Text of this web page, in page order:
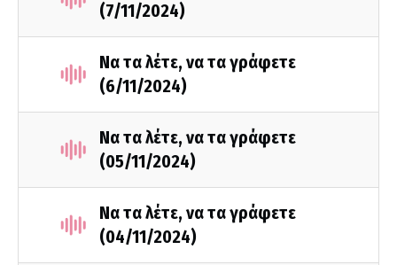
(7/11/2024)
Να τα λέτε, να τα γράφετε
(6/11/2024)
Να τα λέτε, να τα γράφετε
(05/11/2024)
Να τα λέτε, να τα γράφετε
(04/11/2024)